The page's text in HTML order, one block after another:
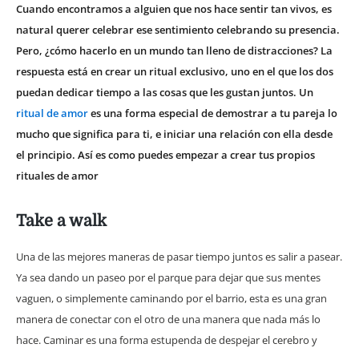
Cuando encontramos a alguien que nos hace sentir tan vivos, es
natural querer celebrar ese sentimiento celebrando su presencia.
Pero, ¿cómo hacerlo en un mundo tan lleno de distracciones? La
respuesta está en crear un ritual exclusivo, uno en el que los dos
puedan dedicar tiempo a las cosas que les gustan juntos. Un
ritual de amores una forma especial de demostrar a tu pareja lo
mucho que significa para ti, e iniciar una relación con ella desde
el principio. Así es como puedes empezar a crear tus propios
rituales de amor
Take a walk
Una de las mejores maneras de pasar tiempo juntos es salir a pasear.
Ya sea dando un paseo por el parque para dejar que sus mentes
vaguen, o simplemente caminando por el barrio, esta es una gran
manera de conectar con el otro de una manera que nada más lo
hace. Caminar es una forma estupenda de despejar el cerebro y